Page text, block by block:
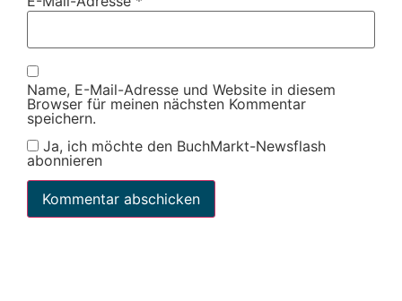
Name, E-Mail-Adresse und Website in diesem
Browser für meinen nächsten Kommentar
speichern.
Ja, ich möchte den BuchMarkt-Newsflash
abonnieren